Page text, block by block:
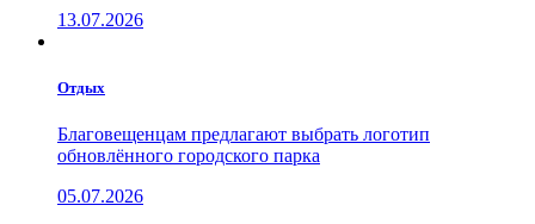
13.07.2026
Отдых
Благовещенцам предлагают выбрать логотип
обновлённого городского парка
05.07.2026